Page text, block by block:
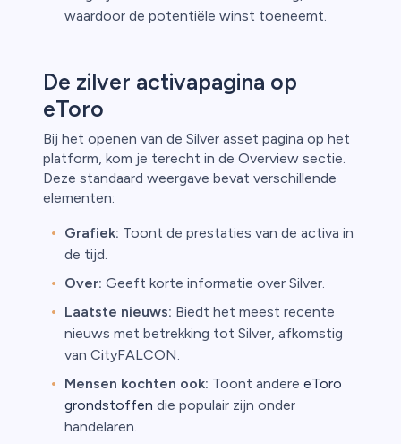
waardoor de potentiële winst toeneemt.
De zilver activapagina op
eToro
Bij het openen van de Silver asset pagina op het
platform, kom je terecht in de Overview sectie.
Deze standaard weergave bevat verschillende
elementen:
Grafiek: Toont de prestaties van de activa in
de tijd.
Over: Geeft korte informatie over Silver.
Laatste nieuws: Biedt het meest recente
nieuws met betrekking tot Silver, afkomstig
van CityFALCON.
Mensen kochten ook: Toont andere eToro
grondstoffen die populair zijn onder
handelaren.